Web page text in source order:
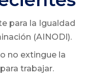
para la Igualdad
(AINODI).
no extingue la
trabajar.